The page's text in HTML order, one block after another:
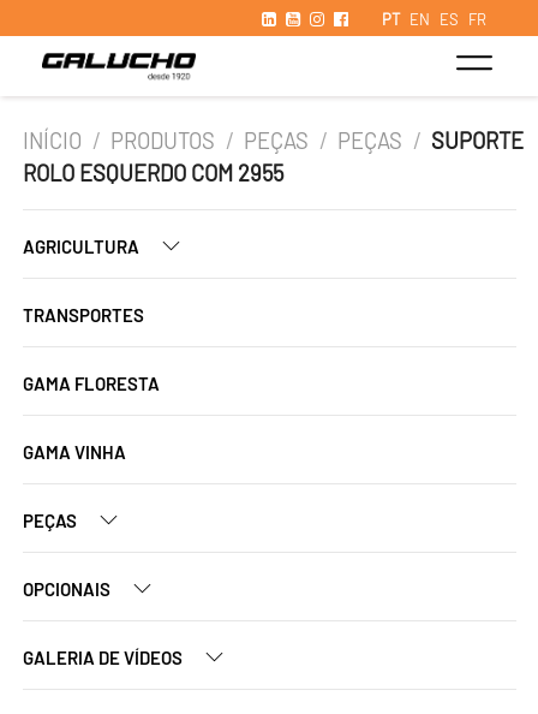
PT EN ES FR
INÍCIO / PRODUTOS / PEÇAS / PEÇAS / SUPORTE
ROLO ESQUERDO COM 2955
AGRICULTURA
TRANSPORTES
GAMA FLORESTA
GAMA VINHA
PEÇAS
OPCIONAIS
GALERIA DE VÍDEOS